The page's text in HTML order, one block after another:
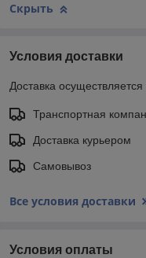
Скрыть
Условия доставки
Доставка
Транспортная
Доставка курьером
Самовывоз
Все условия доставки
Условия оплаты